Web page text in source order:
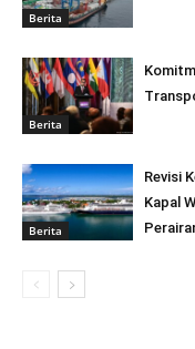
Berita
Berita
Berita
Revisi
Kapal